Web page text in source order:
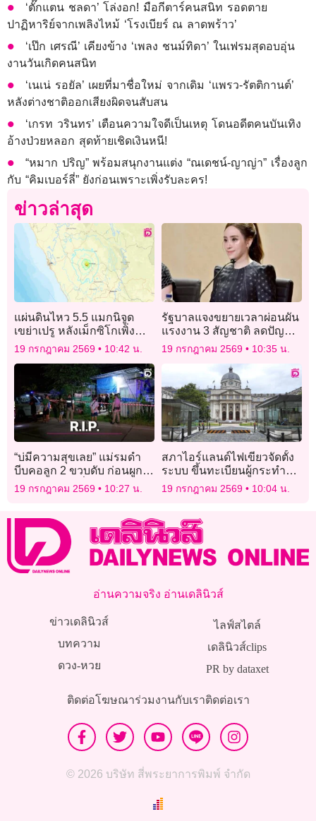
‘ตั๊กแตน ชลดา’ โล่งอก! มือกีตาร์คนสนิท รอดตาย
ปาฏิหาริย์จากเพลิงไหม้ ‘โรงเบียร์ ณ ลาดพร้าว’
‘เป๊ก เศรณี’ เคียงข้าง ‘เพลง ชนม์ทิดา’ ในเฟรมสุดอบอุ่น
งานวันเกิดคนสนิท
‘เนเน่ รอยัล’ เผยที่มาชื่อใหม่ จากเดิม ‘แพรว-รัตติกานต์’
หลังต่างชาติออกเสียงผิดจนสับสน
‘เกรท วรินทร’ เตือนความใจดีเป็นเหตุ โดนอดีตคนบันเทิง
อ้างป่วยหลอก สุดท้ายเชิดเงินหนี!
“หมาก ปริญ” พร้อมสนุกงานแต่ง “ณเดชน์-ญาญ่า” เรื่องลูก
กับ “คิมเบอร์ลี่” ยังก่อนเพราะเพิ่งรับละคร!
ข่าวล่าสุด
แผ่นดินไหว 5.5 แมกนิจูด
เขย่าเปรู หลังเม็กซิโกเพิ่ง
เผชิญธรณีพิโรธ 7.3
19 กรกฎาคม 2569 10:42 น.
รัฐบาลแจงขยายเวลาผ่อนผัน
แรงงาน 3 สัญชาติ ลดปัญหา
ขาดแคลนแรงงาน
19 กรกฎาคม 2569 10:35 น.
“บ่มีความสุขเลย” แม่รมดำ
บีบคอลูก 2 ขวบดับ ก่อนผูก
คอตายคู่ ปมเพิ่งโทรฯ ขู่หย่า
ผัวติดเพื่อน
19 กรกฎาคม 2569 10:27 น.
สภาไอร์แลนด์ไฟเขียวจัดตั้ง
ระบบ ขึ้นทะเบียนผู้กระทำผิด
คดีความรุนแรงในครอบครัว
19 กรกฎาคม 2569 10:04 น.
อ่านความจริง อ่านเดลินิวส์
ข่าวเดลินิวส์
บทความ
ดวง-หวย
ไลฟ์สไตล์
เดลินิวส์clips
PR by dataxet
ติดต่อโฆษณาร่วมงานกับเราติดต่อเรา
© 2026 บริษัท สี่พระยาการพิมพ์ จำกัด